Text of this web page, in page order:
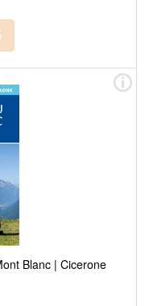
Blanc | Cicerone